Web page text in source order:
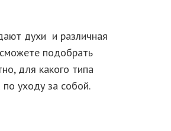
духи и различная
подобрать
для какого типа
по уходу за собой.